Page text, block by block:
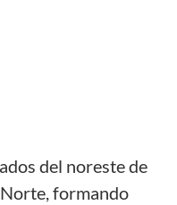
del noreste de
formando